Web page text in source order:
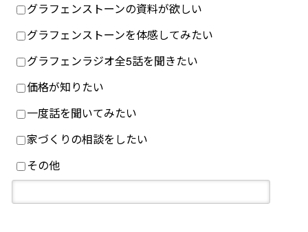
グラフェンストーンの資料が欲しい
グラフェンストーンを体感してみたい
グラフェンラジオ全5話を聞きたい
価格が知りたい
一度話を聞いてみたい
家づくりの相談をしたい
その他